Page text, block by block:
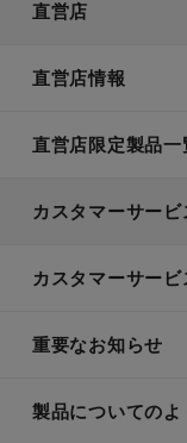
直営店
直営店情報
直営店限定製品一
カスタマーサービ
カスタマーサー
重要なお知らせ
製品についてのよ